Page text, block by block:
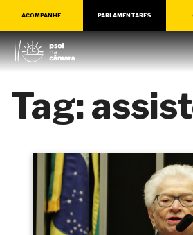
ACOMPANHE PARLAMENTARES
Tag: